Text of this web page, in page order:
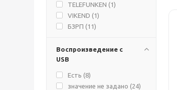
TELEFUNKEN (1)
VIKEND (1)
БЗРП (11)
Воспроизведение с
USB
Есть (8)
значение не задано (24)